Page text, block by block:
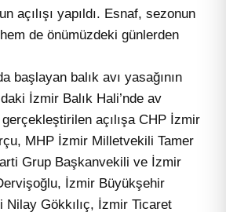
açılışı yapıldı. Esnaf, sezonun
de önümüzdeki günlerden
başlayan balık avı yasağının
İzmir Balık Hali’nde av
açılışa CHP İzmir
MHP İzmir Milletvekili Tamer
Grup Başkanvekili ve İzmir
İzmir Büyükşehir
Nilay Gökkılıç, İzmir Ticaret